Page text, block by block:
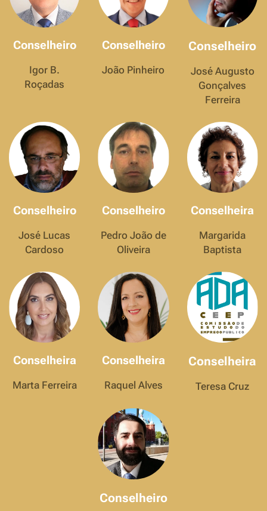
Conselheiro
Igor B.
Roçadas
Conselheiro
João Pinheiro
Conselheiro
José Augusto
Gonçalves
Ferreira
Conselheiro
José Lucas
Cardoso
Conselheiro
Pedro João de
Oliveira
Conselheira
Margarida
Baptista
Conselheira
Marta Ferreira
Conselheira
Raquel Alves
Conselheira
Teresa Cruz
Conselheiro